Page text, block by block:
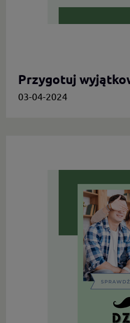
Przygotuj
Mamy.
03-04-2024